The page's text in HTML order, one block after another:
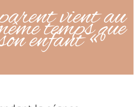
vient au
temps que
enfant «